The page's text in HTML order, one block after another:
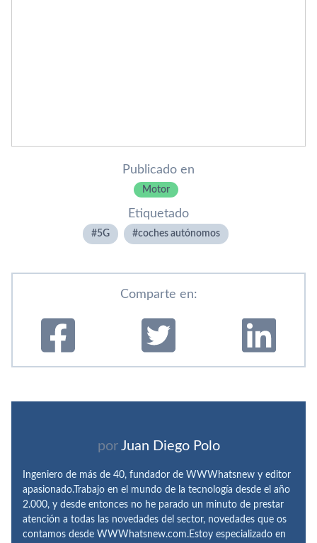
Publicado en
Motor
Etiquetado
5G coches autónomos
Comparte en:
por Juan Diego Polo
Ingeniero de más de 40, fundador de WWWhatsnew y editor
apasionado.Trabajo en el mundo de la tecnología desde el año
2.000, y desde entonces no he parado un minuto de prestar
atención a todas las novedades del sector, novedades que os
contamos desde WWWhatsnew.com.Estoy especializado en